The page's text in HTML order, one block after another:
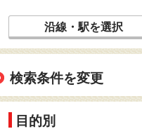
沿線・駅を選択
検索条件を変更
目的別